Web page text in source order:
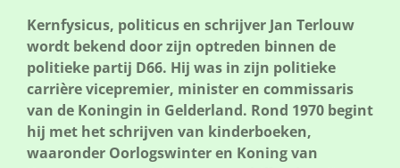
Kernfysicus, politicus en schrijver Jan Terlouw
wordt bekend door zijn optreden binnen de
politieke partij D66. Hij was in zijn politieke
carrière vicepremier, minister en commissaris
van de Koningin in Gelderland. Rond 1970 begint
hij met het schrijven van kinderboeken,
waaronder Oorlogswinter en Koning van